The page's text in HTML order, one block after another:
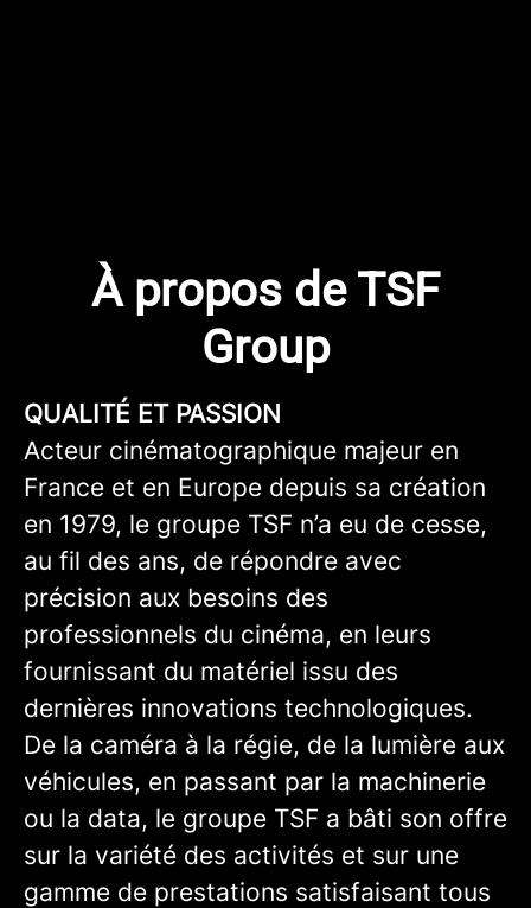
À propos de TSF
Group
QUALITÉ ET PASSION
Acteur cinématographique majeur en
France et en Europe depuis sa création
en 1979, le groupe TSF n’a eu de cesse,
au fil des ans, de répondre avec
précision aux besoins des
professionnels du cinéma, en leurs
fournissant du matériel issu des
dernières innovations technologiques.
De la caméra à la régie, de la lumière aux
véhicules, en passant par la machinerie
ou la data, le groupe TSF a bâti son offre
sur la variété des activités et sur une
gamme de prestations satisfaisant tous